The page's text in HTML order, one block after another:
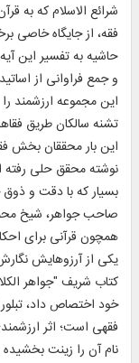
شرائع الاسلام كه به
فقه، از جايگاه خاصى
حاشيه به تفسير اين
و جمع فراوانى از
اين مجموعه ارزشمند
تشنه سالكان طريق
اين بار محققان بخش
نوشته محقق حلى رفته
بسيار كه با دقت و
صاحب جواهر، شيخ
همچون قرآنى براى
يكى از آرزوهايش
كتاب شريف "جواهر
خود اختصاص داد،
فقهى است؛ اثر
نام آن را زينت